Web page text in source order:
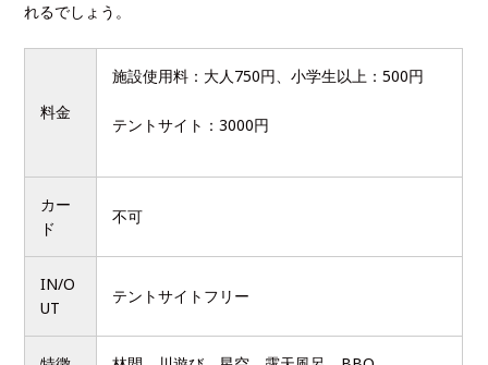
れるでしょう。
料金
施設使用料：大人750円、小学生以上：500円
テントサイト：3000円
カー
ド
不可
IN/O
UT
テントサイトフリー